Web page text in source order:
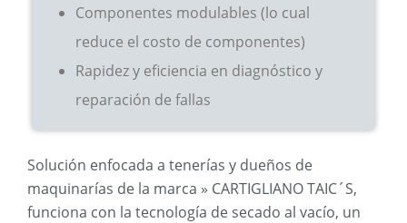
Componentes modulables (lo cual
reduce el costo de componentes)
Rapidez y eficiencia en diagnóstico y
reparación de fallas
Solución enfocada a tenerías y dueños de
maquinarías de la marca » CARTIGLIANO TAIC´S,
funciona con la tecnología de secado al vacío, un